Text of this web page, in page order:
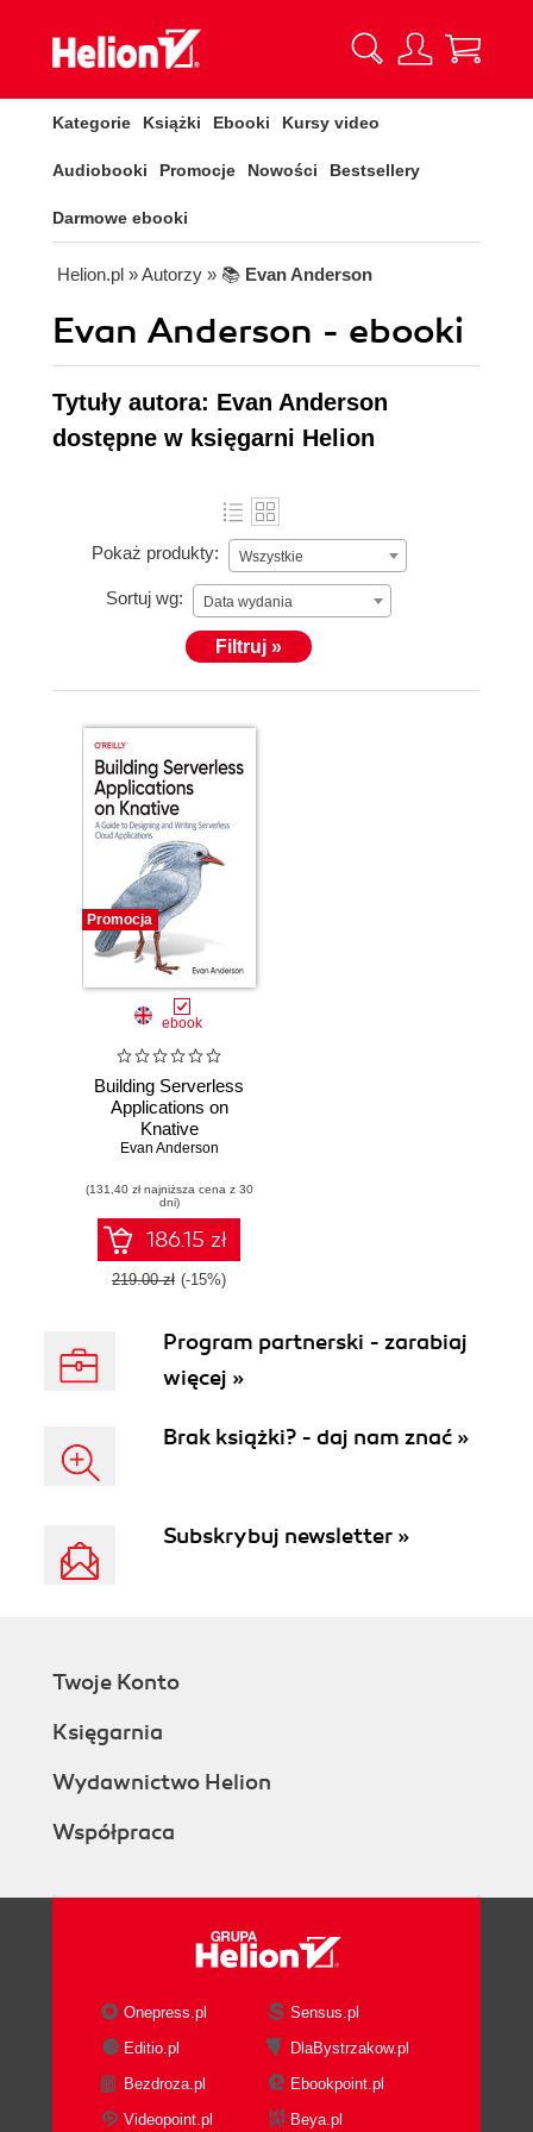
Kategorie Książki Ebooki Kursy video
Audiobooki Promocje Nowości Bestsellery
Darmowe ebooki
Helion.pl » Autorzy » 📚 Evan Anderson
Evan Anderson - ebooki
Tytuły autora: Evan Anderson
dostępne w księgarni Helion
Pokaż produkty: Wszystkie
Sortuj wg: Data wydania
Filtruj »
Promocja
ebook
Building Serverless
Applications on
Knative
Evan Anderson
(131,40 zł najniższa cena z 30
dni)
186.15 zł
219.00 zł (-15%)
Program partnerski - zarabiaj
więcej »
Brak książki? - daj nam znać »
Subskrybuj newsletter »
Twoje Konto
Księgarnia
Wydawnictwo Helion
Współpraca
Onepress.pl
Sensus.pl
Editio.pl
DlaBystrzakow.pl
Bezdroza.pl
Ebookpoint.pl
Videopoint.pl
Beya.pl